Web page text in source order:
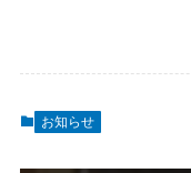
お知らせ